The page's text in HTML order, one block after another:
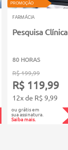
PROMOÇÃO
FARMÁCIA
Pesquisa Clínica
80 HORAS
R$ 199,99
R$ 119,99
12x de R$ 9,99
ou grátis em
sua assinatura.
Saiba mais.